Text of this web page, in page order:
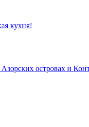
кухня!
островах и